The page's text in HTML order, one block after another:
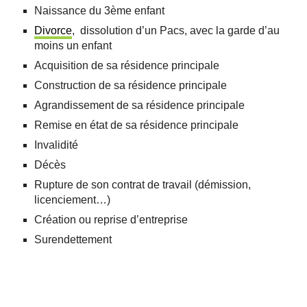
Naissance du 3ème enfant
Divorce, dissolution d’un Pacs, avec la garde d’au
moins un enfant
Acquisition de sa résidence principale
Construction de sa résidence principale
Agrandissement de sa résidence principale
Remise en état de sa résidence principale
Invalidité
Décès
Rupture de son contrat de travail (démission,
licenciement…)
Création ou reprise d’entreprise
Surendettement